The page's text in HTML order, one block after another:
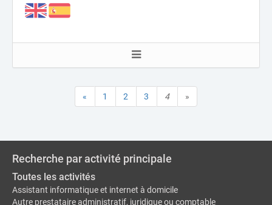
« 1 2 3 4 »
Recherche par activité principale
Toutes les activités
Assistant informatique et internet à domicile
Autre prestataire administratif, juridique ou comptable